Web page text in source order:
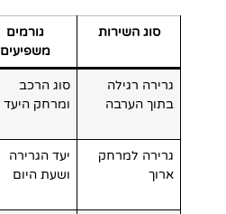
סוג השירות
גורמים
משפיעים
גרירה רגילה
בתוך הערבה
סוג הרכב
ומרחק היעד
גרירה למרחק
ארוך
יעד הגרירה
ושעת היום